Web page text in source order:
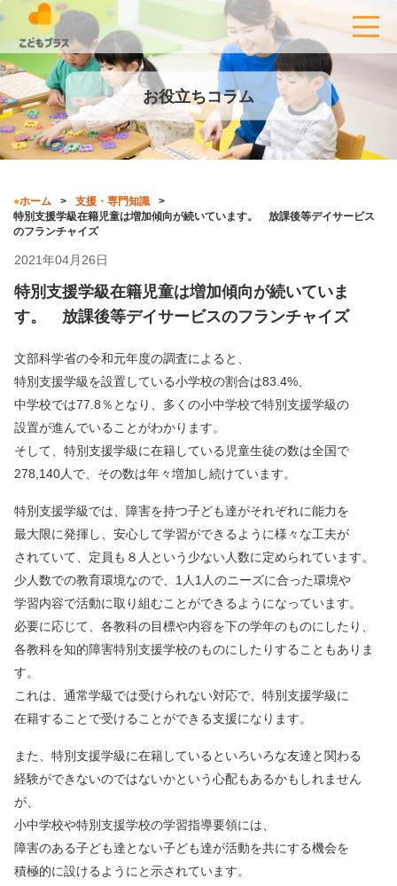
お役立ちコラム
ホーム
支援・専門知識
特別支援学級在籍児童は増加傾向が続いています。 放課後等デイサービス
のフランチャイズ
2021年04月26日
特別支援学級在籍児童は増加傾向が続いていま
す。 放課後等デイサービスのフランチャイズ
文部科学省の令和元年度の調査によると、
特別支援学級を設置している小学校の割合は83.4%、
中学校では77.8％となり、多くの小中学校で特別支援学級の
設置が進んでいることがわかります。
そして、特別支援学級に在籍している児童生徒の数は全国で
278,140人で、その数は年々増加し続けています。
特別支援学級では、障害を持つ子ども達がそれぞれに能力を
最大限に発揮し、安心して学習ができるように様々な工夫が
されていて、定員も８人という少ない人数に定められています。
少人数での教育環境なので、1人1人のニーズに合った環境や
学習内容で活動に取り組むことができるようになっています。
必要に応じて、各教科の目標や内容を下の学年のものにしたり、
各教科を知的障害特別支援学校のものにしたりすることもありま
す。
これは、通常学級では受けられない対応で、特別支援学級に
在籍することで受けることができる支援になります。
また、特別支援学級に在籍しているといろいろな友達と関わる
経験ができないのではないかという心配もあるかもしれません
が、
小中学校や特別支援学校の学習指導要領には、
障害のある子ども達とない子ども達が活動を共にする機会を
積極的に設けるようにと示されています。